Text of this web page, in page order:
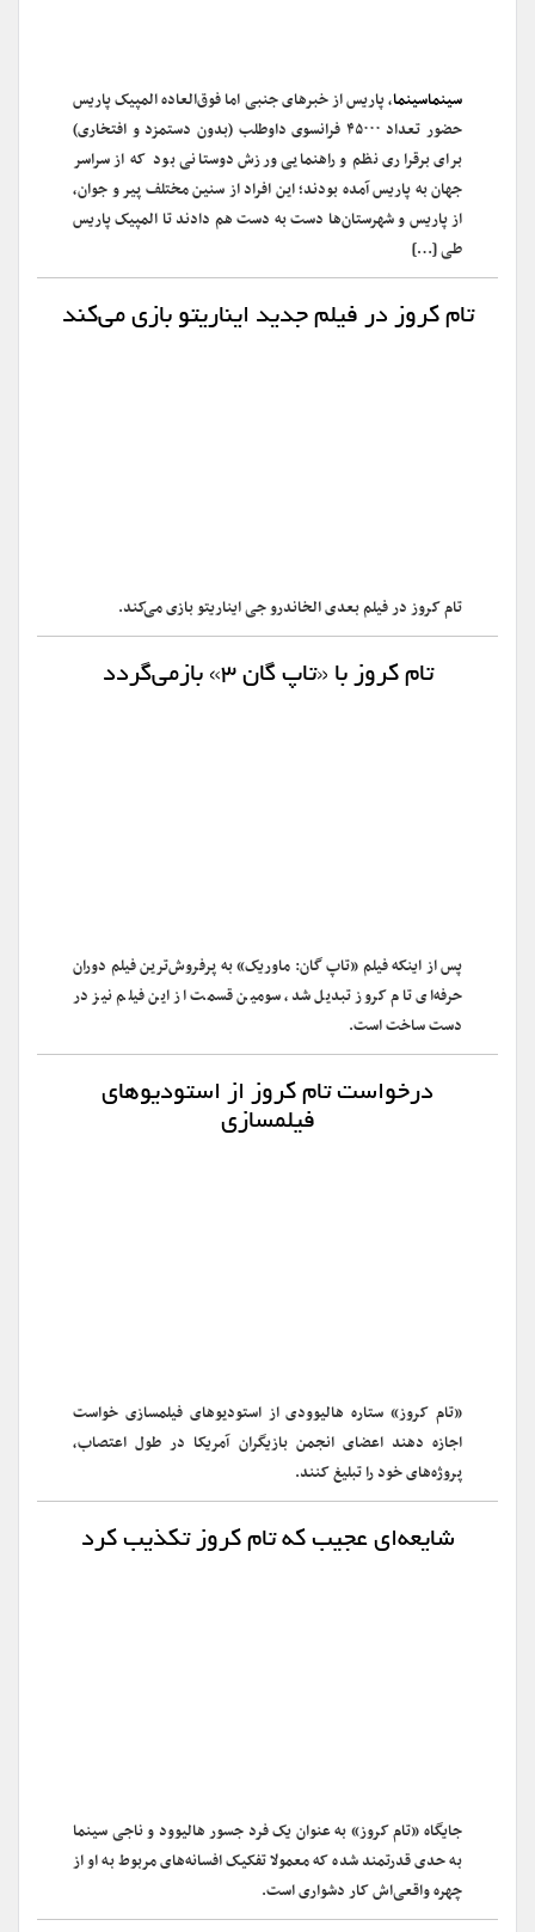
سینماسینما، پاریس از خبرهای جنبی اما فوق‌العاده المپیک پاریس
حضور تعداد ۴۵۰۰۰ فرانسوی داوطلب (بدون دستمزد و افتخاری)
برای برقراری نظم و راهنمایی ورزش دوستانی بود که از سراسر
جهان به پاریس آمده بودند؛ این افراد از سنین مختلف پیر و جوان،
از پاریس و شهرستان‌ها دست به دست هم دادند تا المپیک پاریس
طی […]
تام کروز در فیلم جدید ایناریتو بازی می‌کند
تام کروز در فیلم بعدی الخاندرو جی ایناریتو بازی می‌کند.
تام کروز با «تاپ گان ۳» بازمی‌گردد
پس از اینکه فیلم «تاپ گان: ماوریک» به پرفروش‌ترین فیلم دوران
حرفه‌ای تام کروز تبدیل شد، سومین قسمت از این فیلم نیز در
دست ساخت است.
درخواست تام کروز از استودیوهای
فیلمسازی
«تام کروز» ستاره هالیوودی از استودیوهای فیلمسازی خواست
اجازه دهند اعضای انجمن بازیگران آمریکا در طول اعتصاب،
پروژه‌های خود را تبلیغ کنند.
شایعه‌ای عجیب که تام کروز تکذیب کرد
جایگاه «تام کروز» به عنوان یک فرد جسور هالیوود و ناجی سینما
به حدی قدرتمند شده که معمولا تفکیک افسانه‌های مربوط به او از
چهره‌ واقعی‌اش کار دشواری است.